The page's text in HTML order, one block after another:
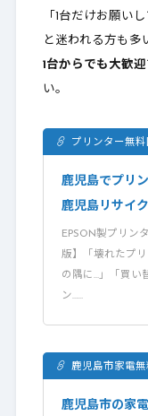
「1台だけお願い
と迷われる方も多
1台からでも大歓迎
い。
プリンター無
鹿児島でプリ
鹿児島リサイ
EPSON製プリン
版】「壊れたプ
の隅に…」「買い
ン……
鹿児島市家電
鹿児島市の家